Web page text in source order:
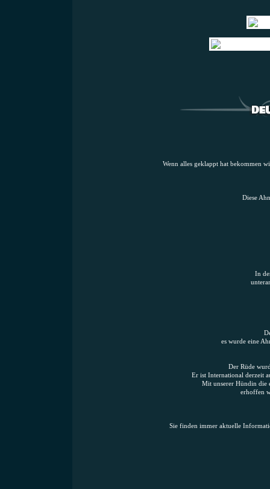
Wenn alles geklappt hat bekommen
Diese
In
es wurde eine
Der Rüde
Er ist International derzeit
Mit unserer Hündin die
erhoffen
Sie finden immer aktuelle